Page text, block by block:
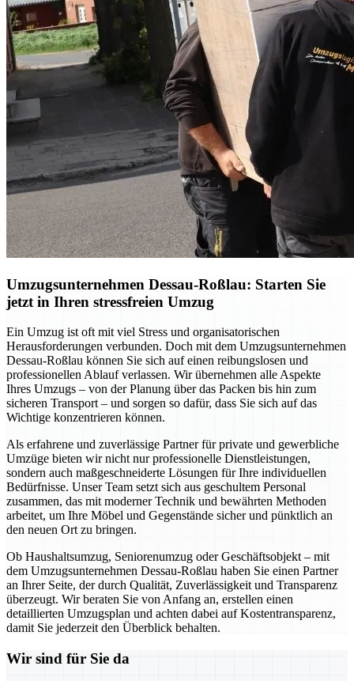
Umzugsunternehmen Dessau-Roßlau: Starten Sie
jetzt in Ihren stressfreien Umzug
Ein Umzug ist oft mit viel Stress und organisatorischen
Herausforderungen verbunden. Doch mit dem Umzugsunternehmen
Dessau-Roßlau können Sie sich auf einen reibungslosen und
professionellen Ablauf verlassen. Wir übernehmen alle Aspekte
Ihres Umzugs – von der Planung über das Packen bis hin zum
sicheren Transport – und sorgen so dafür, dass Sie sich auf das
Wichtige konzentrieren können.
Als erfahrene und zuverlässige Partner für private und gewerbliche
Umzüge bieten wir nicht nur professionelle Dienstleistungen,
sondern auch maßgeschneiderte Lösungen für Ihre individuellen
Bedürfnisse. Unser Team setzt sich aus geschultem Personal
zusammen, das mit moderner Technik und bewährten Methoden
arbeitet, um Ihre Möbel und Gegenstände sicher und pünktlich an
den neuen Ort zu bringen.
Ob Haushaltsumzug, Seniorenumzug oder Geschäftsobjekt – mit
dem Umzugsunternehmen Dessau-Roßlau haben Sie einen Partner
an Ihrer Seite, der durch Qualität, Zuverlässigkeit und Transparenz
überzeugt. Wir beraten Sie von Anfang an, erstellen einen
detaillierten Umzugsplan und achten dabei auf Kostentransparenz,
damit Sie jederzeit den Überblick behalten.
Wir sind für Sie da